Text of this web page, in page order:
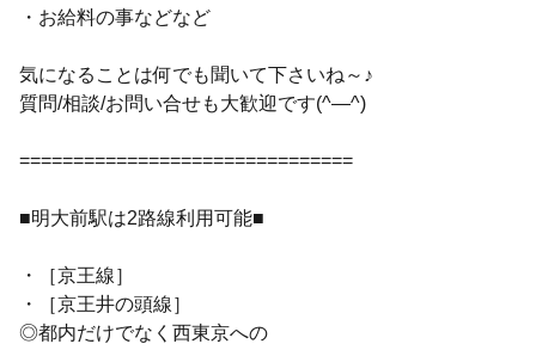
・お給料の事などなど
気になることは何でも聞いて下さいね～♪
質問/相談/お問い合せも大歓迎です(^―^)
===============================
■明大前駅は2路線利用可能■
・［京王線］
・［京王井の頭線］
◎都内だけでなく西東京への